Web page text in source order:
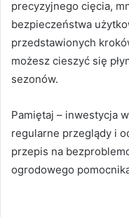
precyzyjnego cięcia,
bezpieczeństwa
przedstawionych
możesz cieszyć się
sezonów.
Pamiętaj – inwestycja w
regularne przeglądy i
przepis na
ogrodowego